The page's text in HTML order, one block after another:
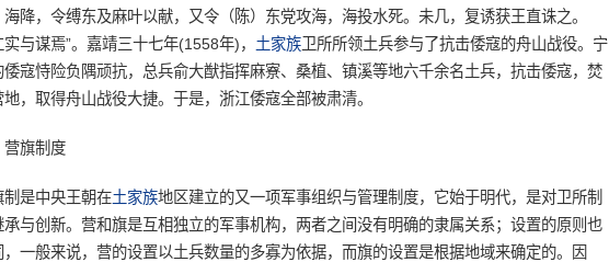
降，令缚东及麻叶以献，又令（陈）东党攻海，海投水死。未几，复诱获王直诛之。
实与谋焉”。嘉靖三十七年(1558年)， 土家族 卫所所领土兵参与了抗击倭寇的舟山战役。宁
倭寇恃险负隅顽抗，总兵俞大猷指挥麻寮、桑植、镇溪等地六千余名土兵，抗击倭寇，焚
地，取得舟山战役大捷。于是，浙江倭寇全部被肃清。
旗制度
是中央王朝在土家族地区建立的又一项军事组织与管理制度，它始于明代，是对卫所制
承与创新。营和旗是互相独立的军事机构，两者之间没有明确的隶属关系；设置的原则也
，一般来说，营的设置以土兵数量的多寡为依据，而旗的设置是根据地域来确定的。因